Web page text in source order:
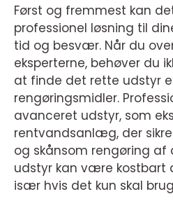
Først og fremmest kan
professionel løsning til
tid og besvær. Når du
eksperterne, behøver du
at finde det rette udstyr
rengøringsmidler.
avanceret udstyr, som
rentvandsanlæg, der
og skånsom rengøring af
udstyr kan være kostbart
især hvis det kun skal